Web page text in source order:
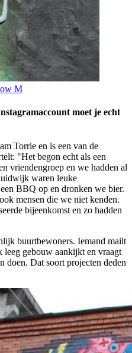
M
moet je echt
Torrie en is een van de
"Het begon echt als een
vriendengroep en we hadden al
waren leuke
BBQ op en dronken we bier.
mensen die we niet kenden.
bijeenkomst en zo hadden
buurtbewoners. Iemand mailt
gebouw aankijkt en vraagt
Dat soort projecten deden